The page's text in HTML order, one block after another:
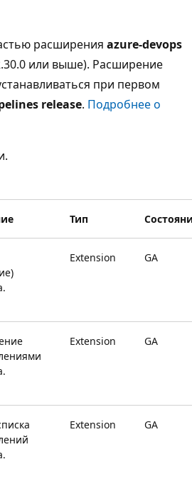
расширения azure-devops
или выше). Расширение
при первом
release. Подробнее о
Тип
Extension GA
Extension GA
Extension GA